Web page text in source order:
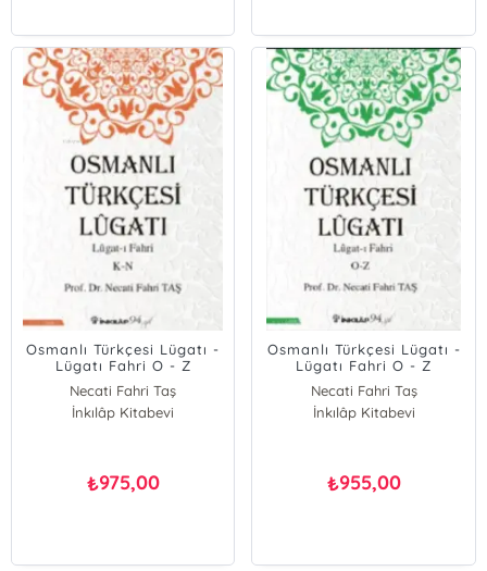
Osmanlı Türkçesi Lügatı -
Lügatı Fahri O - Z
Necati Fahri Taş
İnkılâp Kitabevi
₺975,00
Osmanlı Türkçesi Lügatı -
Lügatı Fahri O - Z
Necati Fahri Taş
İnkılâp Kitabevi
₺955,00